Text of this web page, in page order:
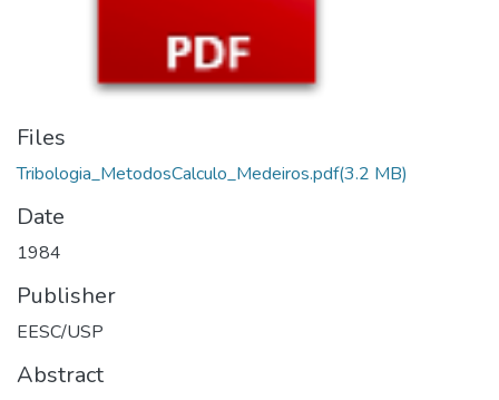
Files
Tribologia_MetodosCalculo_Medeiros.pdf(3.2 MB)
Date
1984
Publisher
EESC/USP
Abstract